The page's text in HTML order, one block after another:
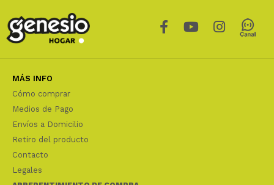
MÁS INFO
Cómo comprar
Medios de Pago
Envíos a Domicilio
Retiro del producto
Contacto
Legales